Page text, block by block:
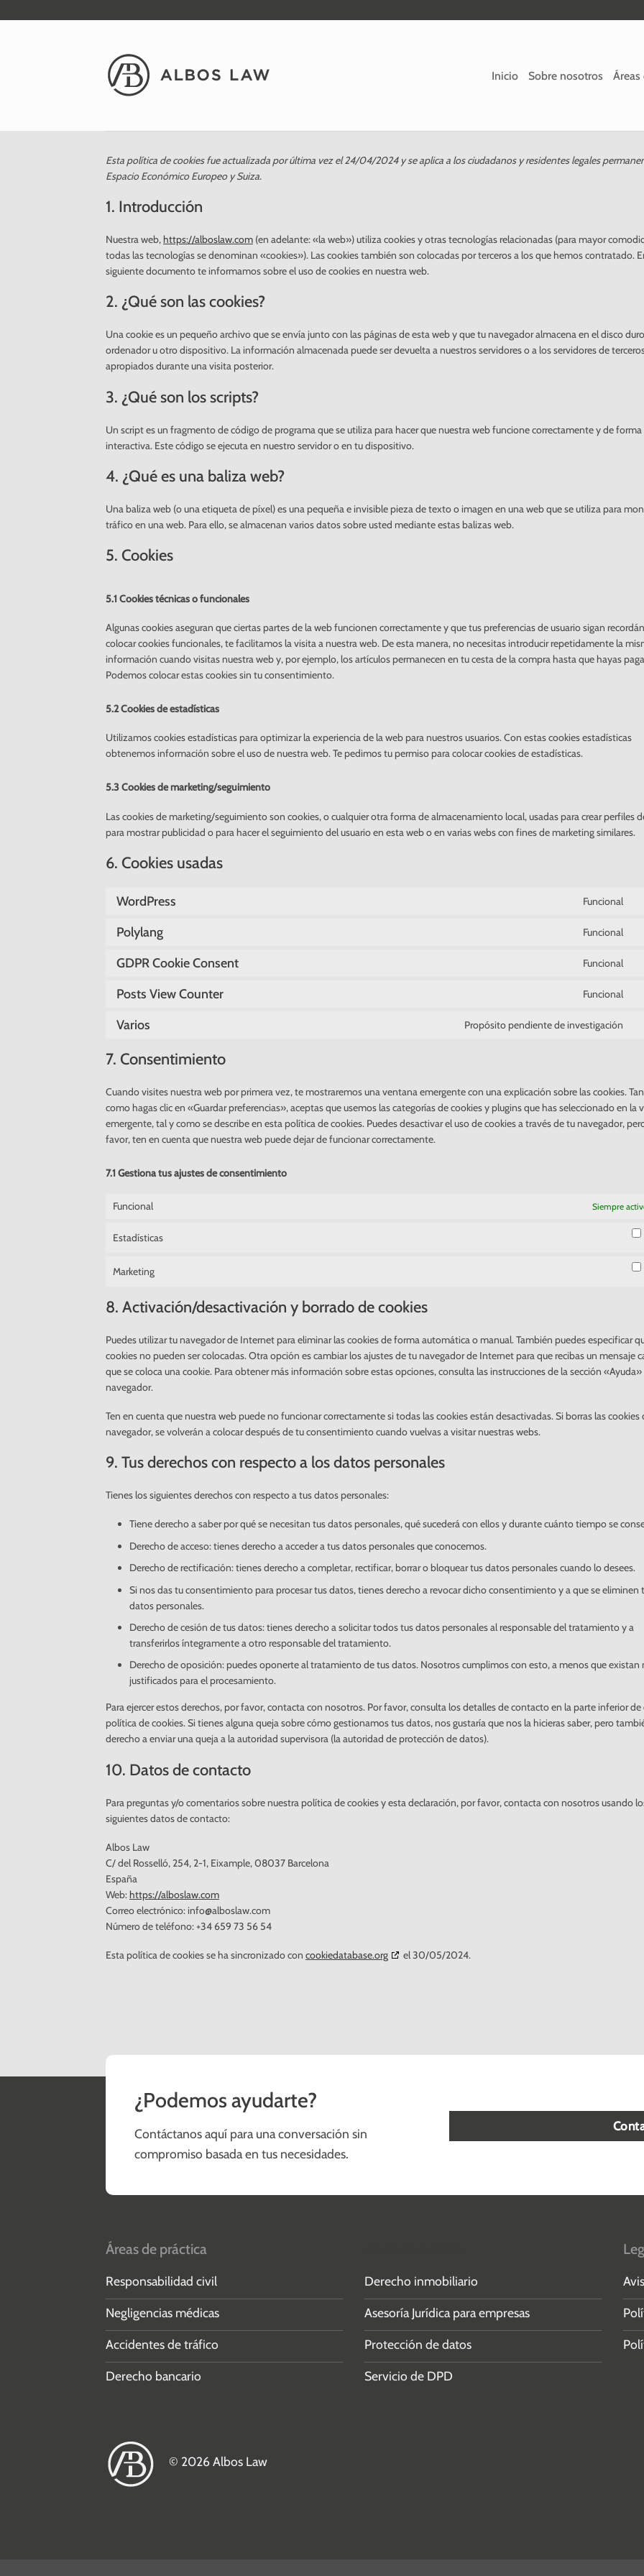
Inicio Sobre nosotros Áreas
Esta política de cookies fue actualizada por última vez el 24/04/2024 y se aplica a los ciudadanos y residentes legales
Espacio Económico Europeo y Suiza.
1. Introducción
Nuestra web,https://alboslaw.com (en adelante: «la web») utiliza cookies y otras tecnologías relacionadas (para mayor
todas las tecnologías se denominan «cookies»). Las cookies también son colocadas por terceros a los que hemos contratado.
siguiente documento te informamos sobre el uso de cookies en nuestra web.
2. ¿Qué son las cookies?
Una cookie es un pequeño archivo que se envía junto con las páginas de esta web y que tu navegador almacena en el disco
ordenador u otro dispositivo. La información almacenada puede ser devuelta a nuestros servidores o a los servidores de
apropiados durante una visita posterior.
3. ¿Qué son los scripts?
Un script es un fragmento de código de programa que se utiliza para hacer que nuestra web funcione correctamente y de forma
interactiva. Este código se ejecuta en nuestro servidor o en tu dispositivo.
4. ¿Qué es una baliza web?
Una baliza web (o una etiqueta de píxel) es una pequeña e invisible pieza de texto o imagen en una web que se utiliza para
tráfico en una web. Para ello, se almacenan varios datos sobre usted mediante estas balizas web.
5. Cookies
5.1 Cookies técnicas o funcionales
Algunas cookies aseguran que ciertas partes de la web funcionen correctamente y que tus preferencias de usuario sigan
colocar cookies funcionales, te facilitamos la visita a nuestra web. De esta manera, no necesitas introducir repetidamente la
información cuando visitas nuestra web y, por ejemplo, los artículos permanecen en tu cesta de la compra hasta que hayas
Podemos colocar estas cookies sin tu consentimiento.
5.2 Cookies de estadísticas
Utilizamos cookies estadísticas para optimizar la experiencia de la web para nuestros usuarios. Con estas cookies estadísticas
obtenemos información sobre el uso de nuestra web. Te pedimos tu permiso para colocar cookies de estadísticas.
5.3 Cookies de marketing/seguimiento
Las cookies de marketing/seguimiento son cookies, o cualquier otra forma de almacenamiento local, usadas para crear perfiles
para mostrar publicidad o para hacer el seguimiento del usuario en esta web o en varias webs con fines de marketing similares.
6. Cookies usadas
WordPress Funcional
Polylang Funcional
GDPR Cookie Consent Funcional
Posts View Counter Funcional
Varios Propósito pendiente de investigación
7. Consentimiento
Cuando visites nuestra web por primera vez, te mostraremos una ventana emergente con una explicación sobre las cookies.
como hagas clic en «Guardar preferencias», aceptas que usemos las categorías de cookies y plugins que has seleccionado en la
emergente, tal y como se describe en esta política de cookies. Puedes desactivar el uso de cookies a través de tu navegador,
favor, ten en cuenta que nuestra web puede dejar de funcionar correctamente.
7.1 Gestiona tus ajustes de consentimiento
Funcional Siempre
Estadísticas
Marketing
8. Activación/desactivación y borrado de cookies
Puedes utilizar tu navegador de Internet para eliminar las cookies de forma automática o manual. También puedes especificar
cookies no pueden ser colocadas. Otra opción es cambiar los ajustes de tu navegador de Internet para que recibas un mensaje
que se coloca una cookie. Para obtener más información sobre estas opciones, consulta las instrucciones de la sección
navegador.
Ten en cuenta que nuestra web puede no funcionar correctamente si todas las cookies están desactivadas. Si borras las cookies
navegador, se volverán a colocar después de tu consentimiento cuando vuelvas a visitar nuestras webs.
9. Tus derechos con respecto a los datos personales
Tienes los siguientes derechos con respecto a tus datos personales:
Tiene derecho a saber por qué se necesitan tus datos personales, qué sucederá con ellos y durante cuánto tiempo se
Derecho de acceso: tienes derecho a acceder a tus datos personales que conocemos.
Derecho de rectificación: tienes derecho a completar, rectificar, borrar o bloquear tus datos personales cuando lo desees.
Si nos das tu consentimiento para procesar tus datos, tienes derecho a revocar dicho consentimiento y a que se eliminen
datos personales.
Derecho de cesión de tus datos: tienes derecho a solicitar todos tus datos personales al responsable del tratamiento y a
transferirlos íntegramente a otro responsable del tratamiento.
Derecho de oposición: puedes oponerte al tratamiento de tus datos. Nosotros cumplimos con esto, a menos que
justificados para el procesamiento.
Para ejercer estos derechos, por favor, contacta con nosotros. Por favor, consulta los detalles de contacto en la parte inferior de
política de cookies. Si tienes alguna queja sobre cómo gestionamos tus datos, nos gustaría que nos la hicieras saber, pero
derecho a enviar una queja a la autoridad supervisora (la autoridad de protección de datos).
10. Datos de contacto
Para preguntas y/o comentarios sobre nuestra política de cookies y esta declaración, por favor, contacta con nosotros usando
siguientes datos de contacto:
Albos Law
C/ del Rosselló, 254, 2-1, Eixample, 08037 Barcelona
España
Web:https://alboslaw.com
Correo electrónico: info@alboslaw.com
Número de teléfono: +34 659 73 56 54
Esta política de cookies se ha sincronizado con cookiedatabase.org el 30/05/2024.
¿Podemos ayudarte?
Contáctanos aquí para una conversación sin
compromiso basada en tus necesidades.
Áreas de práctica
Responsabilidad civil
Negligencias médicas
Accidentes de tráfico
Derecho bancario
Derecho inmobiliario
Asesoría Jurídica para empresas
Protección de datos
Servicio de DPD
© 2026 Albos Law